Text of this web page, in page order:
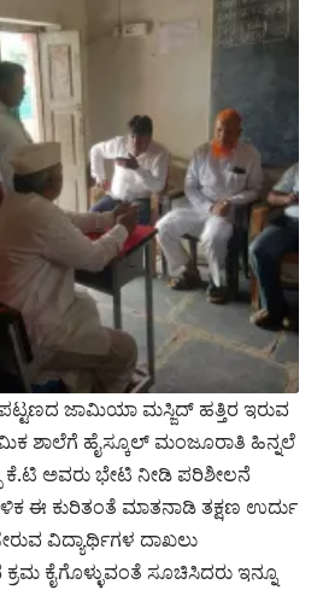
ಜಾಮಿಯಾ ಮಸ್ಜಿದ್ ಹತ್ತಿರ ಇರುವ
ಶಾಲೆಗೆ ಹೈಸ್ಕೂಲ್ ಮಂಜೂರಾತಿ ಹಿನ್ನಲೆ
ಕೆ.ಟಿ ಅವರು ಭೇಟಿ ನೀಡಿ ಪರಿಶೀಲನೆ
ಈ ಕುರಿತಂತೆ ಮಾತನಾಡಿ ತಕ್ಷಣ ಉರ್ದು
ವಿದ್ಯಾರ್ಥಿಗಳ ದಾಖಲು
ಕೈಗೊಳ್ಳುವಂತೆ ಸೂಚಿಸಿದರು ಇನ್ನೂ